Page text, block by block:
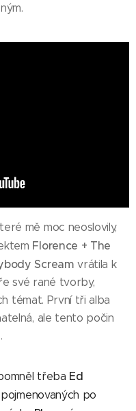
mě moc neoslovily,
Florence + The
Scream vrátila k
své rané tvorby,
témat. První tři alba
ale tento počin
třeba Ed
po